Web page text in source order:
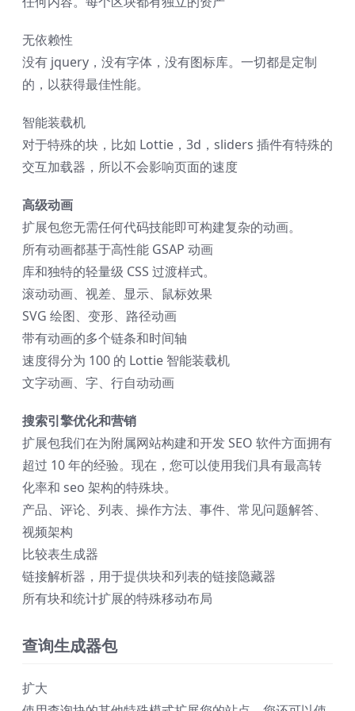
无依赖性
没有 jquery，没有字体，没有图标库。一切都是定制
的，以获得最佳性能。
智能装载机
对于特殊的块，比如 Lottie，3d，sliders 插件有特殊的
交互加载器，所以不会影响页面的速度
高级动画
扩展包您无需任何代码技能即可构建复杂的动画。
所有动画都基于高性能 GSAP 动画
库和独特的轻量级 CSS 过渡样式。
滚动动画、视差、显示、鼠标效果
SVG 绘图、变形、路径动画
带有动画的多个链条和时间轴
速度得分为 100 的 Lottie 智能装载机
文字动画、字、行自动动画
搜索引擎优化和营销
扩展包我们在为附属网站构建和开发 SEO 软件方面拥有
超过 10 年的经验。现在，您可以使用我们具有最高转
化率和 seo 架构的特殊块。
产品、评论、列表、操作方法、事件、常见问题解答、
视频架构
比较表生成器
链接解析器，用于提供块和列表的链接隐藏器
所有块和统计扩展的特殊移动布局
查询生成器包
扩大